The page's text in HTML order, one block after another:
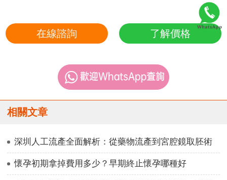
在線諮詢 了解價格
相關文章
深圳人工流產全面解析：從藥物流產到宮腔鏡取胚術
懷孕初期拿掉費用多少？早期終止懷孕哪種好